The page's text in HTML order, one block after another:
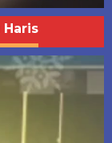
Haris